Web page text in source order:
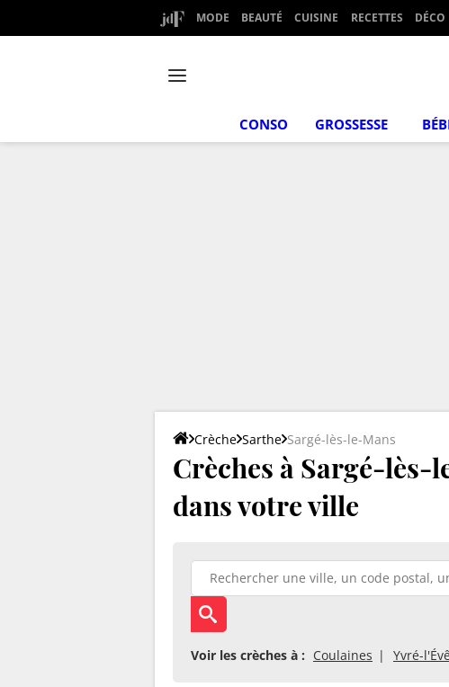
MODE BEAUTÉ CUISINE RECETTES DÉCO
CONSO GROSSESSE
Crèche Sarthe Sargé-lès-le-Mans
Crèches à Sargé-lès-
dans votre ville
Voir les crèches à : Coulaines Yvré-